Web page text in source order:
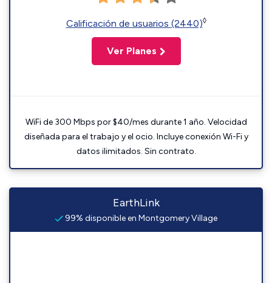
Calificación de usuarios (2440)◊
Ver Planes
WiFi de 300 Mbps por $40/mes durante 1 año. Velocidad
diseñada para el trabajo y el ocio. Incluye conexión Wi-Fi y
datos ilimitados. Sin contrato.
EarthLink
99% disponible en Montgomery Village